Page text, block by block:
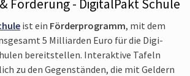
Förderung - DigitalPakt Schule
ist ein Förder­programm, mit dem
5 Milliarden Euro für die Digi­
bereitstellen. Interaktive Tafeln
zu den Gegenständen, die mit Geldern